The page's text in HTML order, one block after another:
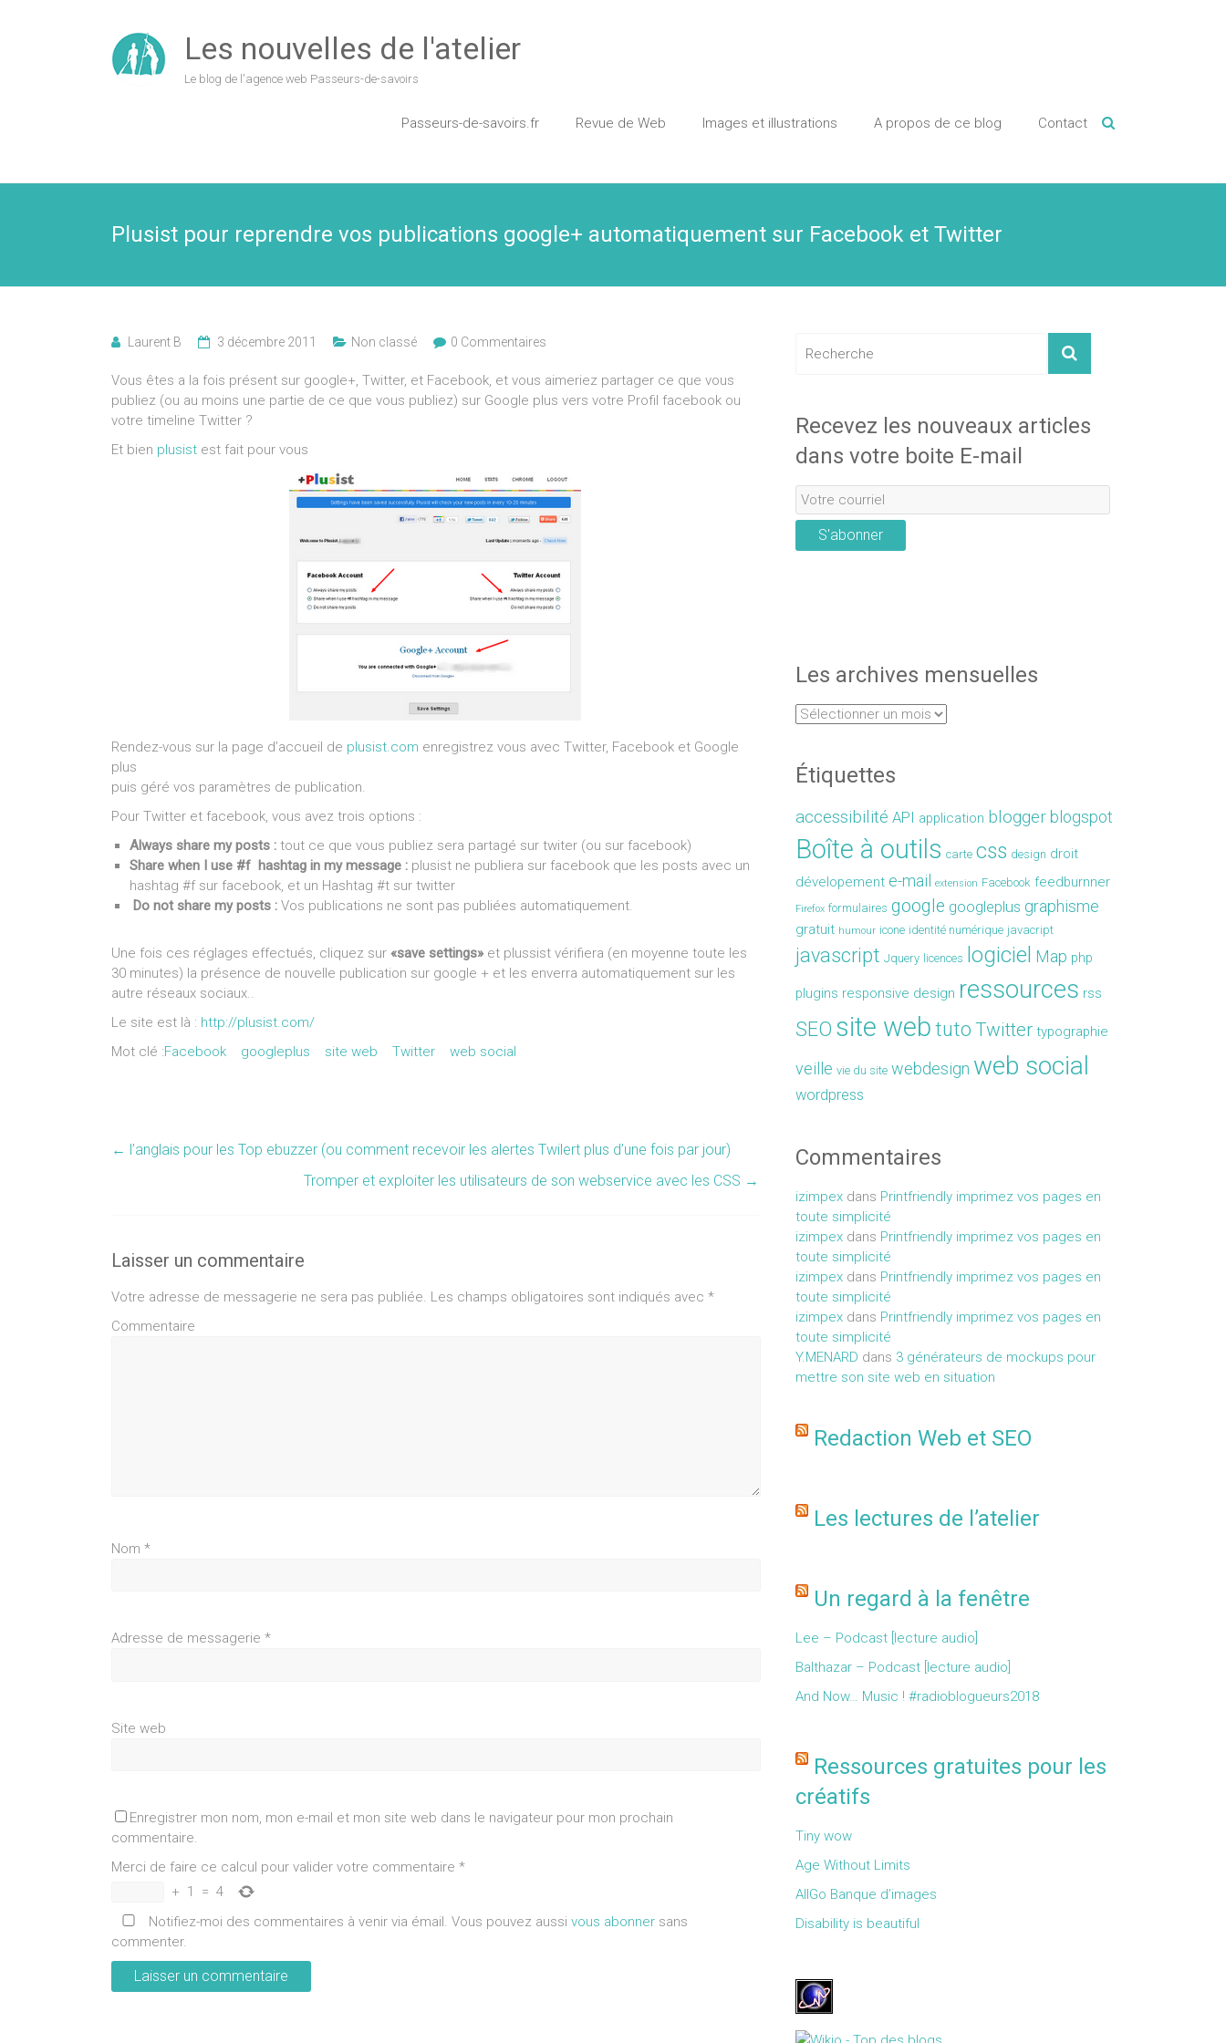
Les nouvelles de l'atelier
Le blog de l'agence web Passeurs-de-savoirs
Passeurs-de-savoirs.fr Revue de Web Images et illustrations A propos de ce blog Contact
Plusist pour reprendre vos publications google+ automatiquement sur Facebook et Twitter
Laurent B 3 décembre 2011 Non classé 0 Commentaires
Vous êtes a la fois présent sur google+, Twitter, et Facebook, et vous aimeriez partager ce que vous
publiez (ou au moins une partie de ce que vous publiez) sur Google plus vers votre Profil facebook ou
votre timeline Twitter ?
Et bien plusist est fait pour vous
Rendez-vous sur la page d’accueil de plusist.com enregistrez vous avec Twitter, Facebook et Google
plus
puis géré vos paramètres de publication.
Pour Twitter et facebook, vous avez trois options :
Always share my posts : tout ce que vous publiez sera partagé sur twiter (ou sur facebook)
Share when I use #f hashtag in my message : plusist ne publiera sur facebook que les posts avec un
hashtag #f sur facebook, et un Hashtag #t sur twitter
Do not share my posts : Vos publications ne sont pas publiées automatiquement.
Une fois ces réglages effectués, cliquez sur «save settings» et plussist vérifiera (en moyenne toute les
30 minutes) la présence de nouvelle publication sur google + et les enverra automatiquement sur les
autre réseaux sociaux..
Le site est là : http://plusist.com/
Mot clé :Facebook googleplus site web Twitter web social
← l’anglais pour les Top ebuzzer (ou comment recevoir les alertes Twilert plus d’une fois par jour)
Tromper et exploiter les utilisateurs de son webservice avec les CSS →
Laisser un commentaire
Votre adresse de messagerie ne sera pas publiée. Les champs obligatoires sont indiqués avec *
Commentaire
Nom *
Adresse de messagerie *
Site web
Enregistrer mon nom, mon e-mail et mon site web dans le navigateur pour mon prochain
commentaire.
Merci de faire ce calcul pour valider votre commentaire *
+ 1 = 4
Notifiez-moi des commentaires à venir via émail. Vous pouvez aussi vous abonner sans
commenter.
Recevez les nouveaux articles
dans votre boite E-mail
S'abonner
Les archives mensuelles
Étiquettes
accessibilité API application blogger blogspot
Boîte à outils carte css design droit
dévelopement e-mail extension Facebook feedburnner
Firefox formulaires google googleplus graphisme
gratuit humour icone identité numérique javacript
javascript Jquery licences logiciel Map php
plugins responsive design ressources rss
SEO site web tuto Twitter typographie
veille vie du site webdesign web social
wordpress
Commentaires
izimpex dans Printfriendly imprimez vos pages en
toute simplicité
izimpex dans Printfriendly imprimez vos pages en
toute simplicité
izimpex dans Printfriendly imprimez vos pages en
toute simplicité
izimpex dans Printfriendly imprimez vos pages en
toute simplicité
Y.MENARD dans 3 générateurs de mockups pour
mettre son site web en situation
Redaction Web et SEO
Les lectures de l’atelier
Un regard à la fenêtre
Lee – Podcast [lecture audio]
Balthazar – Podcast [lecture audio]
And Now… Music ! #radioblogueurs2018
Ressources gratuites pour les
créatifs
Tiny wow
Age Without Limits
AllGo Banque d’images
Disability is beautiful